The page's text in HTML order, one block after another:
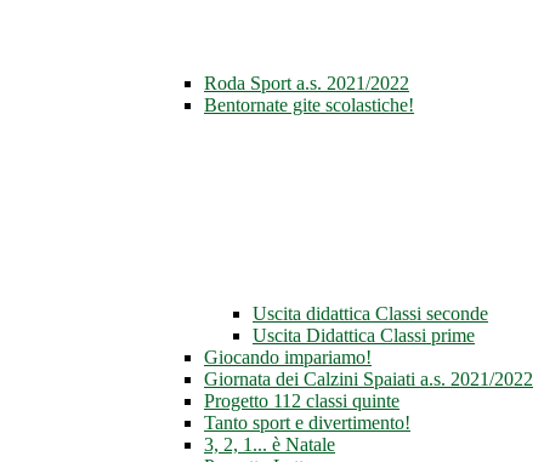
Roda Sport a.s. 2021/2022
Bentornate gite scolastiche!
Uscita didattica Classi seconde
Uscita Didattica Classi prime
Giocando impariamo!
Giornata dei Calzini Spaiati a.s. 2021/2022
Progetto 112 classi quinte
Tanto sport e divertimento!
3, 2, 1... è Natale